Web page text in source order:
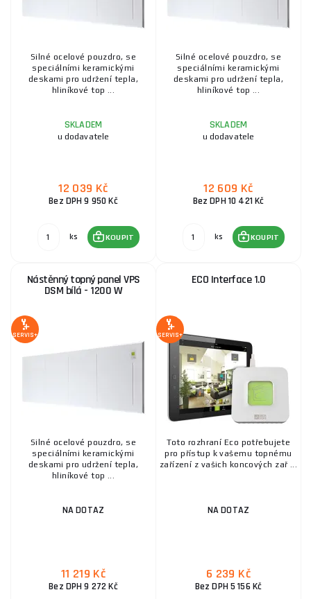
Silné ocelové pouzdro, se
speciálními keramickými
deskami pro udržení tepla,
hliníkové top ...
SKLADEM
u dodavatele
12 039 Kč
Bez DPH 9 950 Kč
ks KOUPIT
Silné ocelové pouzdro, se
speciálními keramickými
deskami pro udržení tepla,
hliníkové top ...
SKLADEM
u dodavatele
12 609 Kč
Bez DPH 10 421 Kč
ks KOUPIT
Nástěnný topný panel VPS
DSM bílá - 1200 W
SERVIS+
Silné ocelové pouzdro, se
speciálními keramickými
deskami pro udržení tepla,
hliníkové top ...
NA DOTAZ
11 219 Kč
Bez DPH 9 272 Kč
ECO Interface 1.0
SERVIS+
Toto rozhraní Eco potřebujete
pro přístup k vašemu topnému
zařízení z vašich koncových zař ...
NA DOTAZ
6 239 Kč
Bez DPH 5 156 Kč